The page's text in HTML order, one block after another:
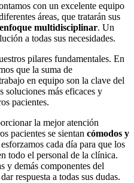
con un excelente equipo
áreas, que tratarán sus
enfoque multidisciplinar. Un
a todas sus necesidades.
pilares fundamentales. En
que la suma de
en equipo son la clave del
soluciones más eficaces y
pacientes.
la mejor atención
pacientes se sientan cómodos y
cada día para que los
todo el personal de la clínica.
y demás componentes del
respuesta a todas sus dudas.